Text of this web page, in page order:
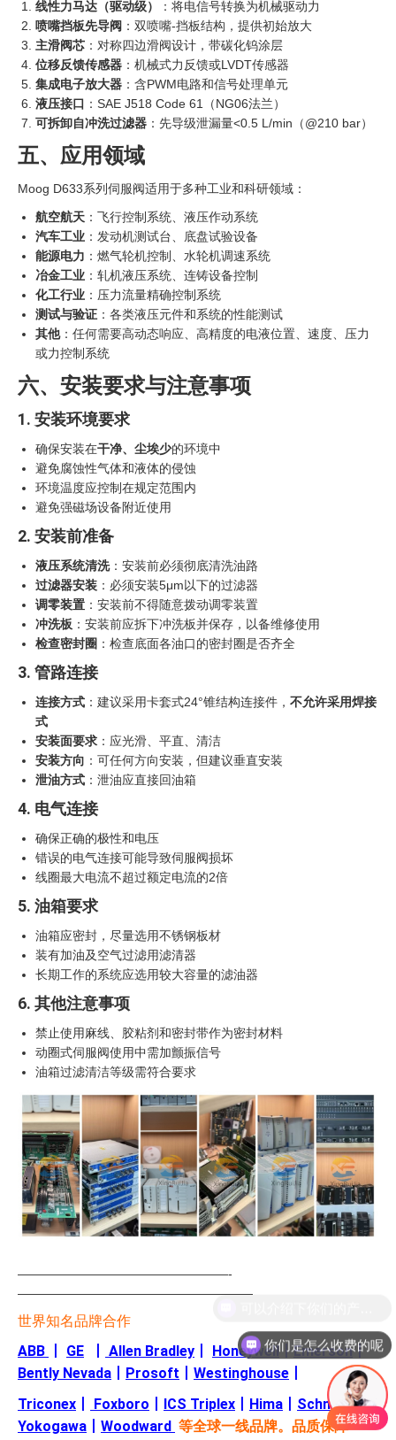
线性力马达（驱动级）
‍：将电信号转换为机械驱动力
喷嘴挡板先导阀 ：双喷嘴-挡板结构，提供初始放大
主滑阀芯 ：对称四边滑阀设计，带碳化钨涂层
位移反馈传感器 ：机械式力反馈或LVDT传感器
集成电子放大器 ：含PWM电路和信号处理单元
液压接口 ：SAE J518 Code 61（NG06法兰）
可拆卸自冲洗过滤器 ：先导级泄漏量<0.5 L/min（@210 bar）
五、应用领域
Moog D633系列伺服阀适用于多种工业和科研领域：
航空航天 ：飞行控制系统、液压作动系统
汽车工业 ：发动机测试台、底盘试验设备
能源电力 ：燃气轮机控制、水轮机调速系统
冶金工业 ：轧机液压系统、连铸设备控制
化工行业 ：压力流量精确控制系统
测试与验证 ：各类液压元件和系统的性能测试
其他：任何需要高动态响应、高精度的电液位置、速度、压力
或力控制系统
六、安装要求与注意事项
1. 安装环境要求
确保安装在干净、尘埃少的环境中
避免腐蚀性气体和液体的侵蚀
环境温度应控制在规定范围内
避免强磁场设备附近使用
2. 安装前准备
液压系统清洗：安装前必须彻底清洗油路
过滤器安装 ：必须安装5μm以下的过滤器
调零装置 ：安装前不得随意拨动调零装置
冲洗板 ：安装前应拆下冲洗板并保存，以备维修使用
检查密封圈 ：检查底面各油口的密封圈是否齐全
3. 管路连接
连接方式 ：建议采用卡套式24°锥结构连接件， 不允许采用焊接
式
安装面要求 ：应光滑、平直、清洁
安装方向 ：可任何方向安装，但建议垂直安装
泄油方式 ：泄油应直接回油箱
4. 电气连接
确保正确的极性和电压
错误的电气连接可能导致伺服阀损坏
线圈最大电流不超过额定电流的2倍
5. 油箱要求
油箱应密封，尽量选用不锈钢板材
装有加油及空气过滤用滤清器
长期工作的系统应选用较大容量的滤油器
6. 其他注意事项
禁止使用麻线、胶粘剂和密封带作为密封材料
动圈式伺服阀使用中需加颤振信号
油箱过滤清洁等级需符合要求
—————————————————-
———————————————————
世界知名品牌合作
ABB GE Allen Bradley Honeywell丨Emerson丨
Bently Nevada
Prosoft Westinghouse
Triconex
Foxboro ICS Triplex Hima Schneider丨
Yokogawa
Woodward 等全球一线品牌。品质保障
你们是怎么收费的呢